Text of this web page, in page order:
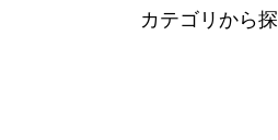
カテゴリから